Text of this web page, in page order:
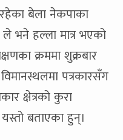
बेला नेकपाका
ले भने हल्ला मात्र भएको
क्रममा शुक्रबार
पत्रकारसँग
क्षेत्रको कुरा
बताएका हुन्।